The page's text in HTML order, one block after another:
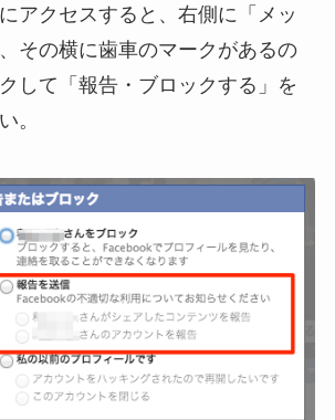
アクセスすると、右側に「メッ
その横に歯車のマークがあるの
して「報告・ブロックする」を
。